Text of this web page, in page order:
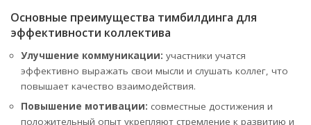
Основные преимущества тимбилдинга для
эффективности коллектива
Улучшение коммуникации: участники учатся
эффективно выражать свои мысли и слушать коллег, что
повышает качество взаимодействия.
Повышение мотивации: совместные достижения и
положительный опыт укрепляют стремление к развитию и